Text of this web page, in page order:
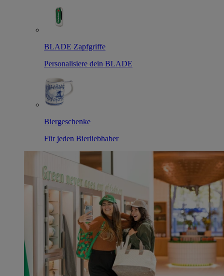
BLADE Zapfgriffe
Personalisiere dein BLADE
Biergeschenke
Für jeden Bierliebhaber